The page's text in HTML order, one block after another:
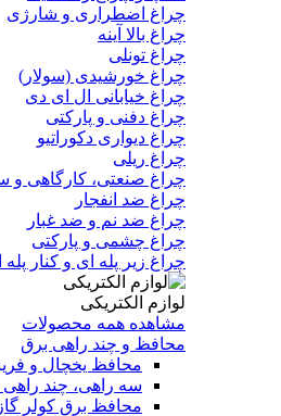
چراغ اضطراری و شارژی
چراغ بالا آینه
چراغ تونلی
چراغ خورشیدی (سولار)
چراغ خیابانی ال ای دی
چراغ دفنی و پارکتی
چراغ دیواری دکوراتیو
چراغ ریلی
چراغ صنعتی، کارگاهی و
چراغ ضد انفجار
چراغ ضد نم و ضد غبار
چراغ چشمی و پارکتی
چراغ‌ زیر‌ پله‌ ای و کنار‌ پله‌
لوازم الکتریکی
مشاهده همه محصولات
محافظ و چند راهی برق
محافظ یخچال و
سه راهی، چند
محافظ برق کولر